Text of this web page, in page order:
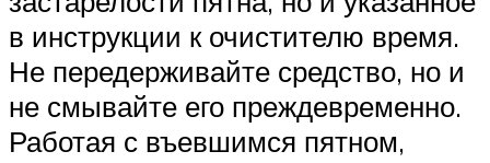
в инструкции к очистителю время.
Не передерживайте средство, но и
не смывайте его преждевременно.
Работая с въевшимся пятном,